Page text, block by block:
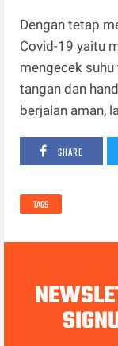
Dengan tetap
Covid-19 yaitu
mengecek
tangan dan
berjalan aman,
SHARE
TAGS